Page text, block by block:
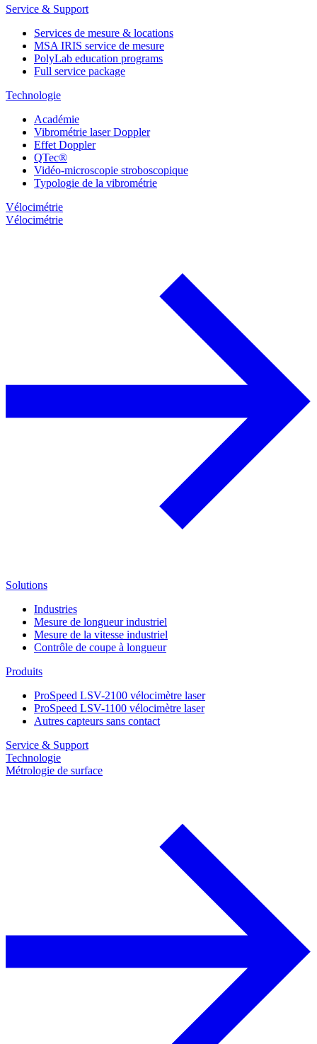
Service & Support
Services de mesure & locations
MSA IRIS service de mesure
PolyLab education programs
Full service package
Technologie
Académie
Vibrométrie laser Doppler
Effet Doppler
QTec®
Vidéo-microscopie stroboscopique
Typologie de la vibrométrie
Vélocimétrie
Vélocimétrie
Solutions
Industries
Mesure de longueur industriel
Mesure de la vitesse industriel
Contrôle de coupe à longueur
Produits
ProSpeed LSV-2100 vélocimètre laser
ProSpeed LSV-1100 vélocimètre laser
Autres capteurs sans contact
Service & Support
Technologie
Métrologie de surface